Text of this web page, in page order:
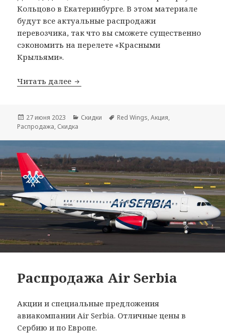
Кольцово в Екатеринбурге. В этом материале
будут все актуальные распродажи
перевозчика, так что вы сможете существенно
сэкономить на перелете «Красными
Крыльями».
Читать далее Распродажи Red Wings
Опубликовано
27 июня 2023 Рубрики
Скидки Метки
Red Wings,Акция,
Распродажа, Скидка
Распродажа Air Serbia
Акции и специальные предложения
авиакомпании Air Serbia. Отличные цены в
Сербию и по Европе.